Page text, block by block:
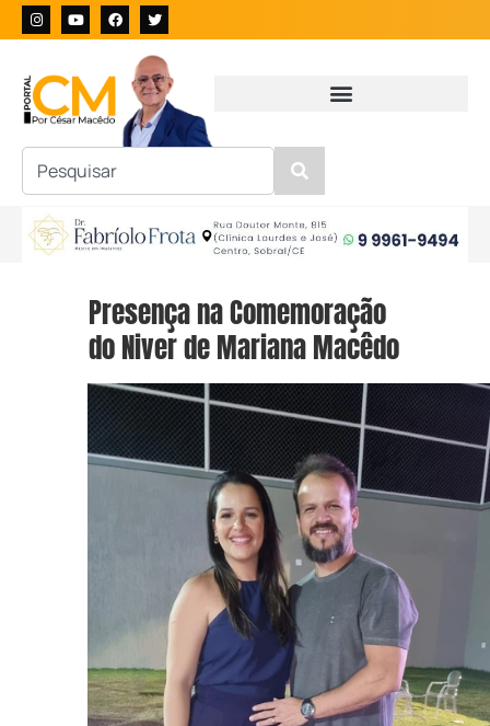
Presença na Comemoração
do Niver de Mariana Macêdo